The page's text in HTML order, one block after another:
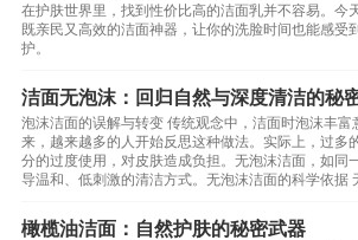
在护肤世界里，找到性价比高的洁面乳并不容易。今
既亲民又高效的洁面神器，让你的洗脸时间也能感受
护。
洁面无泡沫：回归自然与深度清洁的秘
泡沫洁面的误解与转变 传统观念中，洁面时泡沫丰
来，越来越多的人开始反思这种做法。实际上，过多
分的过度使用，对皮肤造成负担。无泡沫洁面，如同
导温和、低刺激的清洁方式。无泡沫洁面的科学依据
橄榄油洁面：自然护肤的秘密武器